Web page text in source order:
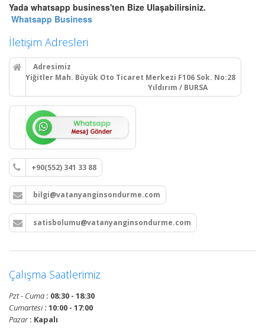
Yada whatsapp business'ten Bize Ulaşabilirsiniz.
Whatsapp Business
İletişim Adresleri
Adresimiz
Yiğitler Mah. Büyük Oto Ticaret Merkezi F106 Sok. No:28
Yıldırım / BURSA
+90(552) 341 33 88
bilgi@vatanyanginsondurme.com
satisbolumu@vatanyanginsondurme.com
Çalışma Saatlerimiz
Pzt - Cuma : 08:30 - 18:30
Cumartesi: 10:00 - 17:00
Pazar: Kapalı